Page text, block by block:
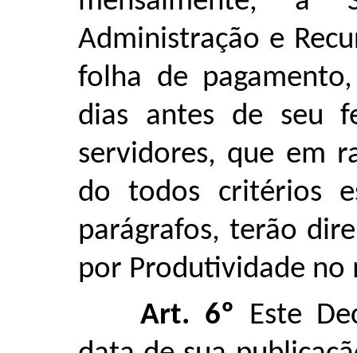
Administração e
folha de
dias antes de seu
servidores, que em
do todos critérios
parágrafos, terão
por Produtividade no
Art. 6º Este